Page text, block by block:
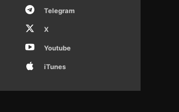
Telegram
X
Youtube
iTunes